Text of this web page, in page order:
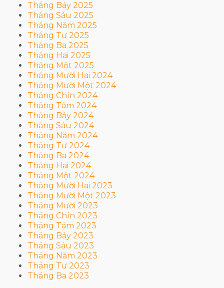
Tháng Bảy 2025
Tháng Sáu 2025
Tháng Năm 2025
Tháng Tư 2025
Tháng Ba 2025
Tháng Hai 2025
Tháng Một 2025
Tháng Mười Hai 2024
Tháng Mười Một 2024
Tháng Chín 2024
Tháng Tám 2024
Tháng Bảy 2024
Tháng Sáu 2024
Tháng Năm 2024
Tháng Tư 2024
Tháng Ba 2024
Tháng Hai 2024
Tháng Một 2024
Tháng Mười Hai 2023
Tháng Mười Một 2023
Tháng Mười 2023
Tháng Chín 2023
Tháng Tám 2023
Tháng Bảy 2023
Tháng Sáu 2023
Tháng Năm 2023
Tháng Tư 2023
Tháng Ba 2023